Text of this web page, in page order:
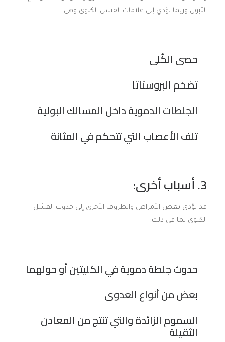
التبول وربما تؤدي إلى علامات الفشل الكلوي وهي:
حصى الكُلى
تضخم البروستاتا
الجلطات الدموية داخل المسالك البولية
تلف الأعصاب التي تتحكم في المثانة
3. أسباب أخرى:
قد تؤدي بعض الأمراض والظروف الأخرى إلى حدوث الفشل
الكلوي بما في ذلك:
حدوث جلطة دموية في الكليتين أو حولهما
بعض من أنواع العدوى
السموم الزائدة والتي تنتج من المعادن
الثقيلة